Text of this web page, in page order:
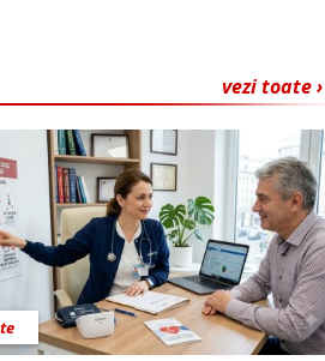
vezi toate ›